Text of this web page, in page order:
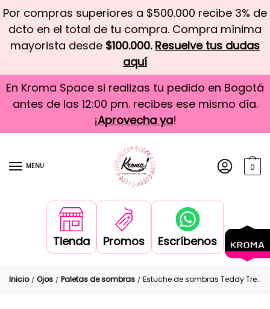
Por compras superiores a $500.000 recibe 3% de
dcto en el total de tu compra. Compra mínima
mayorista desde $100.000. Resuelve tus dudas
aquí
En Kroma Space si realizas tu pedido en Bogotá
antes de las 12:00 pm. recibes ese mismo día.
¡Aprovecha ya!
MENU 0
Tienda Promos Escríbenos
Inicio / Ojos / Paletas de sombras / Estuche de sombras Teddy Trendy